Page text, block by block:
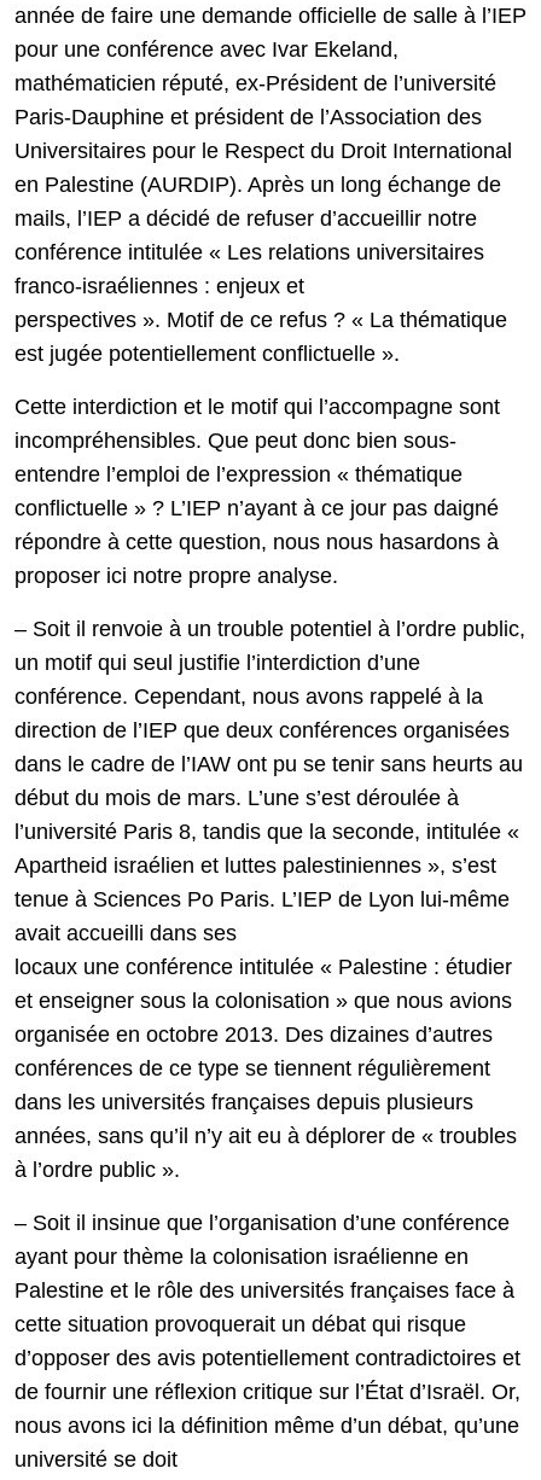
année de faire une demande officielle de salle à l’IEP
pour une conférence avec Ivar Ekeland,
mathématicien réputé, ex-Président de l’université
Paris-Dauphine et président de l’Association des
Universitaires pour le Respect du Droit International
en Palestine (AURDIP). Après un long échange de
mails, l’IEP a décidé de refuser d’accueillir notre
conférence intitulée « Les relations universitaires
franco-israéliennes : enjeux et
perspectives ». Motif de ce refus ? « La thématique
est jugée potentiellement conflictuelle ».
Cette interdiction et le motif qui l’accompagne sont
incompréhensibles. Que peut donc bien sous-
entendre l’emploi de l’expression « thématique
conflictuelle » ? L’IEP n’ayant à ce jour pas daigné
répondre à cette question, nous nous hasardons à
proposer ici notre propre analyse.
– Soit il renvoie à un trouble potentiel à l’ordre public,
un motif qui seul justifie l’interdiction d’une
conférence. Cependant, nous avons rappelé à la
direction de l’IEP que deux conférences organisées
dans le cadre de l’IAW ont pu se tenir sans heurts au
début du mois de mars. L’une s’est déroulée à
l’université Paris 8, tandis que la seconde, intitulée «
Apartheid israélien et luttes palestiniennes », s’est
tenue à Sciences Po Paris. L’IEP de Lyon lui-même
avait accueilli dans ses
locaux une conférence intitulée « Palestine : étudier
et enseigner sous la colonisation » que nous avions
organisée en octobre 2013. Des dizaines d’autres
conférences de ce type se tiennent régulièrement
dans les universités françaises depuis plusieurs
années, sans qu’il n’y ait eu à déplorer de « troubles
à l’ordre public ».
– Soit il insinue que l’organisation d’une conférence
ayant pour thème la colonisation israélienne en
Palestine et le rôle des universités françaises face à
cette situation provoquerait un débat qui risque
d’opposer des avis potentiellement contradictoires et
de fournir une réflexion critique sur l’État d’Israël. Or,
nous avons ici la définition même d’un débat, qu’une
université se doit